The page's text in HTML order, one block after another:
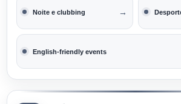
Noite e clubbing →
English-friendly events